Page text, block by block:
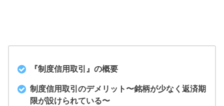
『制度信用取引』の概要
制度信用取引のデメリット〜銘柄が少なく返済期
限が設けられている〜